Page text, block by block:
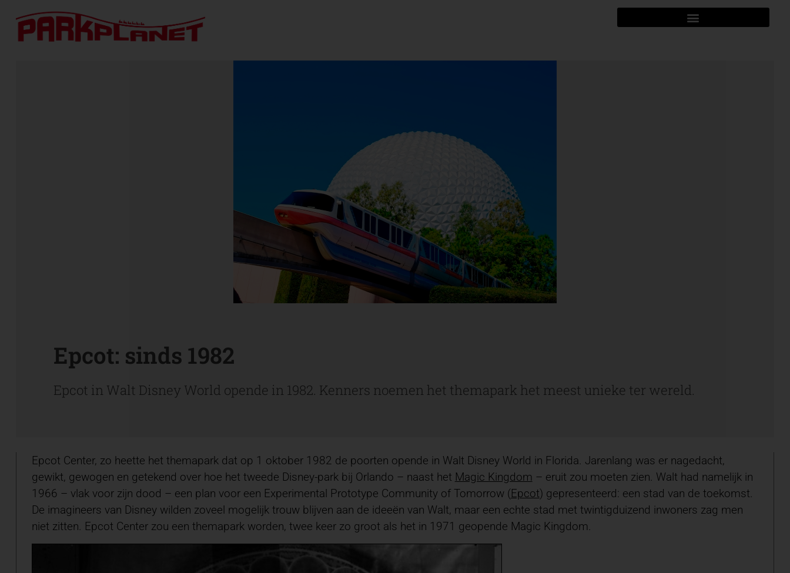
Epcot: sinds 1982
Epcot in Walt Disney World opende in 1982. Kenners noemen het themapark het meest unieke ter wereld.
Epcot Center, zo heette het themapark dat op 1 oktober 1982 de poorten opende in Walt Disney World in Florida. Jarenlang was er nagedacht,
gewikt, gewogen en getekend over hoe het tweede Disney-park bij Orlando – naast het Magic Kingdom – eruit zou moeten zien. Walt had namelijk in
1966 – vlak voor zijn dood – een plan voor een Experimental Prototype Community of Tomorrow (Epcot) gepresenteerd: een stad van de toekomst.
De imagineers van Disney wilden zoveel mogelijk trouw blijven aan de ideeën van Walt, maar een echte stad met twintigduizend inwoners zag men
niet zitten. Epcot Center zou een themapark worden, twee keer zo groot als het in 1971 geopende Magic Kingdom.